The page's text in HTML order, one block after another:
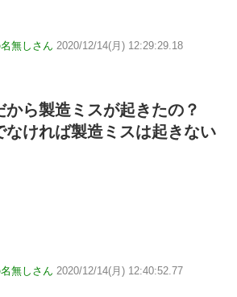
無しさん 2020/12/14(月) 12:29:29.18
から製造ミスが起きたの？
なければ製造ミスは起きない
無しさん 2020/12/14(月) 12:40:52.77